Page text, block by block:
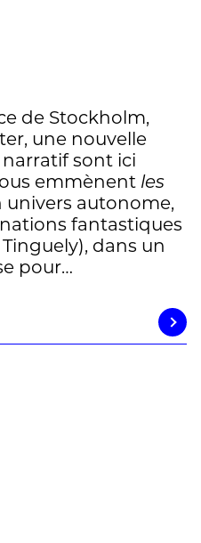
de Stockholm,
une nouvelle
sont ici
emmènent les
univers autonome,
fantastiques
dans un
pour…